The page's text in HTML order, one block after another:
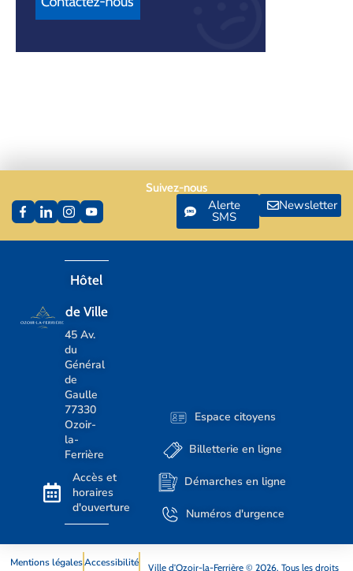
Hôtel
de Ville
45 Av.
du
Général
de
Gaulle
77330
Ozoir-
la-
Ferrière
Accès et
horaires
d'ouverture
Espace citoyens
Billetterie en ligne
Démarches en ligne
Numéros d'urgence
Suivez-nous
Alerte
SMS
Newsletter
Mentions légalesAccessibilité Ville d’Ozoir-la-Ferrière © 2026. Tous les droits